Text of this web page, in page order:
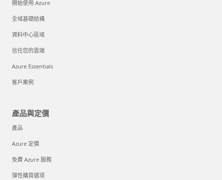
開始使用 Azure
全域基礎結構
資料中心區域
信任您的雲端
Azure Essentials
客戶案例
產品與定價
產品
Azure 定價
免費 Azure 服務
彈性購買選項